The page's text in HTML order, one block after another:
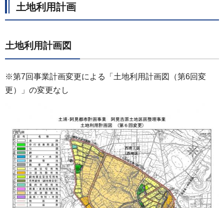
土地利用計画
土地利用計画図
※第7回事業計画変更による「土地利用計画図（第6回変
更）」の変更なし